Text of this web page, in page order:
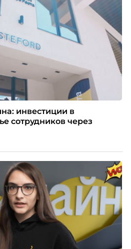
инвестиции в
сотрудников через